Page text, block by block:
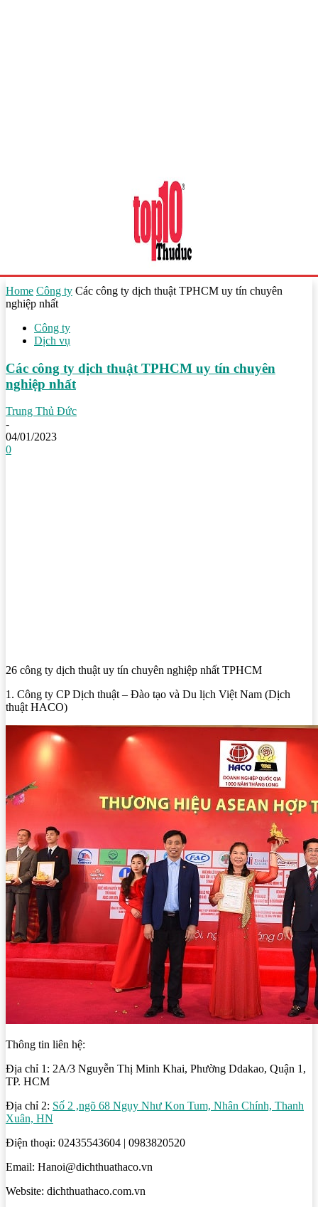
Home Công ty Các công ty dịch thuật TPHCM uy tín chuyên
nghiệp nhất
Công ty
Dịch vụ
Các công ty dịch thuật TPHCM uy tín chuyên
nghiệp nhất
Trung Thủ Đức
-
04/01/2023
0
26 công ty dịch thuật uy tín chuyên nghiệp nhất TPHCM
1. Công ty CP Dịch thuật – Đào tạo và Du lịch Việt Nam (Dịch
thuật HACO)
Thông tin liên hệ:
Địa chỉ 1: 2A/3 Nguyễn Thị Minh Khai, Phường Ddakao, Quận 1,
TP. HCM
Địa chỉ 2: Số 2 ,ngõ 68 Ngụy Như Kon Tum, Nhân Chính, Thanh
Xuân, HN
Điện thoại: 02435543604 | 0983820520
Email: Hanoi@dichthuathaco.vn
Website: dichthuathaco.com.vn